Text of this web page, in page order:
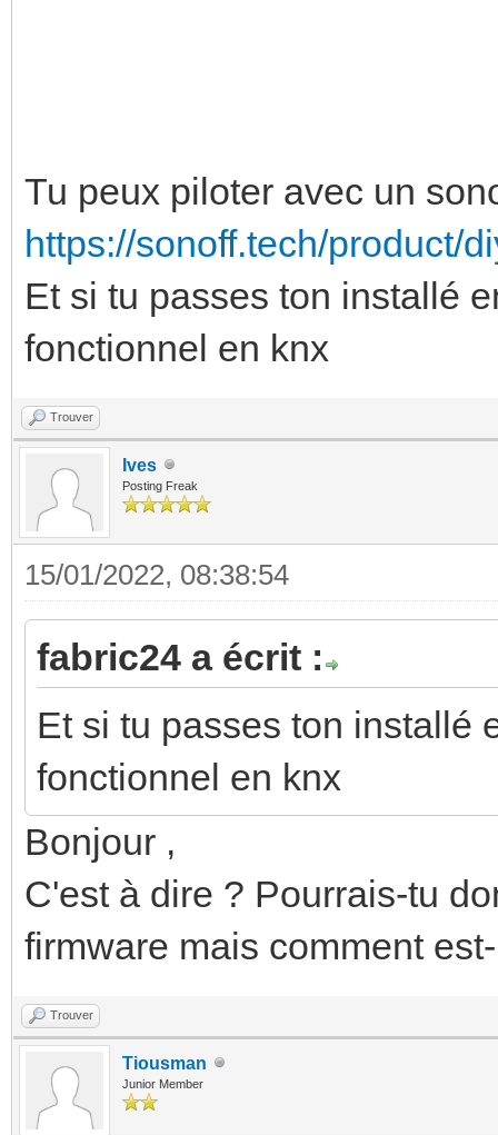
Tu peux piloter avec un
https://sonoff.tech/product/
Et si tu passes ton installé
fonctionnel en knx
Trouver
Ives
Posting Freak
15/01/2022, 08:38:54
fabric24 a écrit :
Et si tu passes ton installé
fonctionnel en knx
Bonjour ,
C'est à dire ? Pourrais-tu
firmware mais comment
Trouver
Tiousman
Junior Member